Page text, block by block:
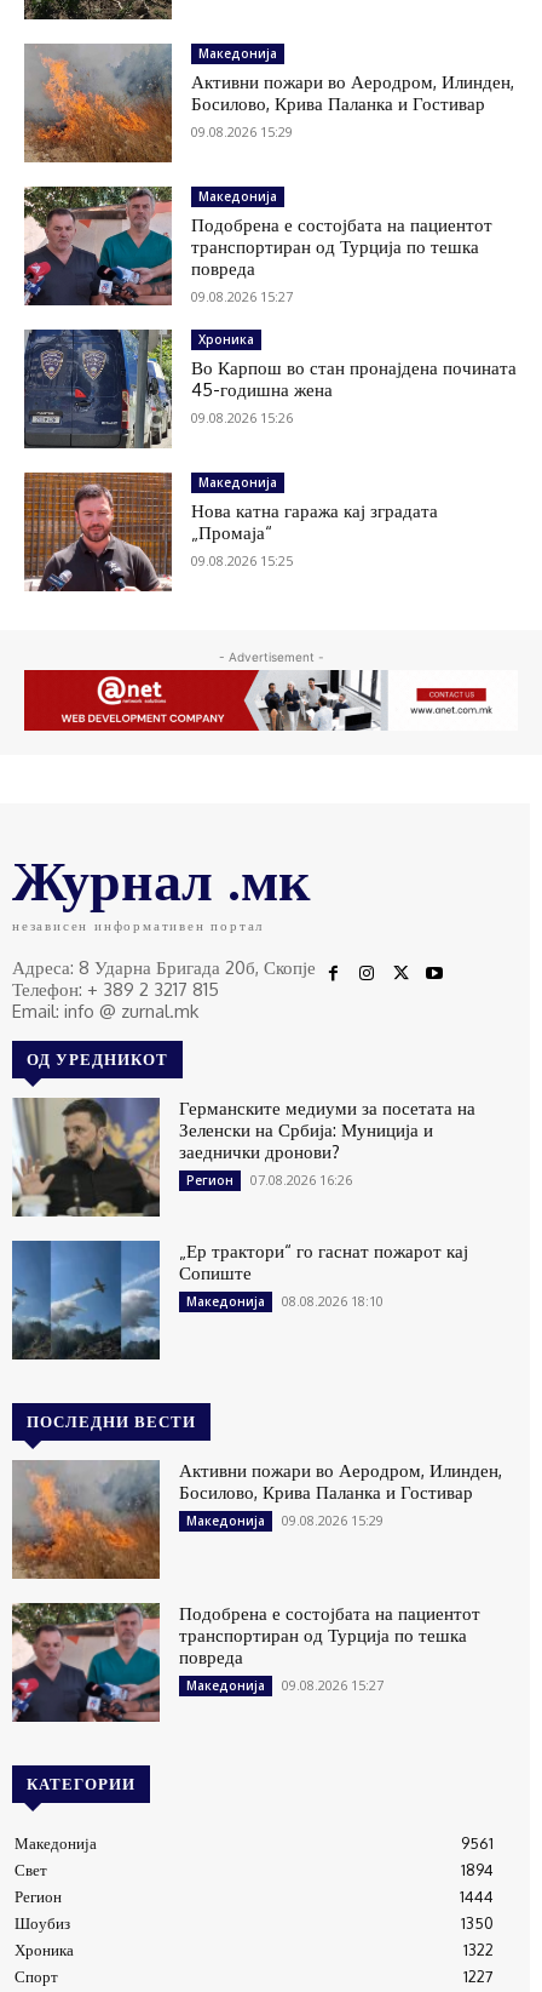
Македонија
Активни пожари во Аеродром, Илинден,
Босилово, Крива Паланка и Гостивар
09.08.2026 15:29
Македонија
Подобрена е состојбата на пациентот
транспортиран од Турција по тешка
повреда
09.08.2026 15:27
Хроника
Во Карпош во стан пронајдена почината
45-годишна жена
09.08.2026 15:26
Македонија
Нова катна гаража кај зградата
„Промаја“
09.08.2026 15:25
- Advertisement -
Журнал .мк
независен информативен портал
Адреса: 8 Ударна Бригада 20б, Скопје
Телефон: + 389 2 3217 815
Email: info @ zurnal.mk
ОД УРЕДНИКОТ
Германските медиуми за посетата на
Зеленски на Србија: Муниција и
заеднички дронови?
Регион 07.08.2026 16:26
„Ер трактори“ го гаснат пожарот кај
Сопиште
Македонија 08.08.2026 18:10
ПОСЛЕДНИ ВЕСТИ
Активни пожари во Аеродром, Илинден,
Босилово, Крива Паланка и Гостивар
Македонија 09.08.2026 15:29
Подобрена е состојбата на пациентот
транспортиран од Турција по тешка
повреда
Македонија 09.08.2026 15:27
КАТЕГОРИИ
Македонија
9561
Свет
1894
Регион
1444
Шоубиз
1350
Хроника
1322
Спорт
1227